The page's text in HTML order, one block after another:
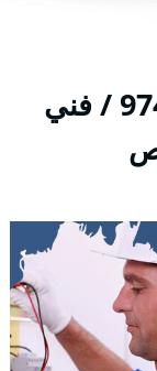
كهربائي الاحمدي / 97446767 / فني